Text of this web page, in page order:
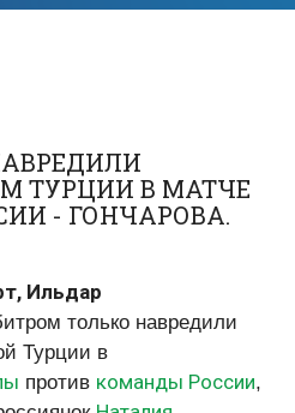
ТУРЦИИ В МАТЧЕ
- ГОНЧАРОВА.
Ильдар
только навредили
Турции в
против команды России,